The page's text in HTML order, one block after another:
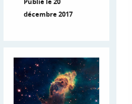
décembre 2017